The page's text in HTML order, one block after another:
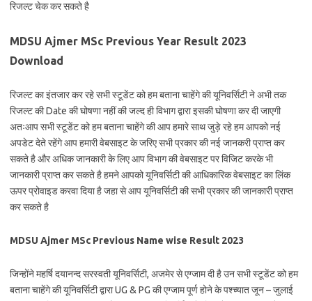
रिजल्ट चेक कर सकते है
MDSU Ajmer MSc Previous Year Result 2023
Download
रिजल्ट का इंतजार कर रहे सभी स्टूडेंट को हम बताना चाहेंगे की यूनिवर्सिटी ने अभी तक
रिजल्ट की Date की घोषणा नहीं की जल्द ही विभाग द्वारा इसकी घोषणा कर दी जाएगी
अतःआप सभी स्टूडेंट को हम बताना चाहेंगे की आप हमारे साथ जुड़े रहे हम आपको नई
अपडेट देते रहेंगे आप हमारी वेबसाइट के जरिए सभी प्रकार की नई जानकरी प्राप्त कर
सकते है और अधिक जानकारी के लिए आप विभाग की वेबसाइट पर विजिट करके भी
जानकारी प्राप्त कर सकते है हमने आपको यूनिवर्सिटी की आधिकारिक वेबसाइट का लिंक
ऊपर प्रोवाइड करवा दिया है जहा से आप यूनिवर्सिटी की सभी प्रकार की जानकारी प्राप्त
कर सकते है
MDSU Ajmer MSc Previous Name wise Result 2023
जिन्होंने महर्षि दयानन्द सरस्वती यूनिवर्सिटी, अजमेर से एग्जाम दी है उन सभी स्टूडेंट को हम
बताना चाहेंगे की यूनिवर्सिटी द्वारा UG & PG की एग्जाम पूर्ण होने के पश्च्यात जून – जुलाई